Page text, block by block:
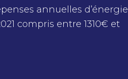
annuelles d’énergie
compris entre 1310€ et